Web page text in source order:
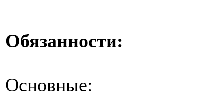
Обязанности:
Основные: